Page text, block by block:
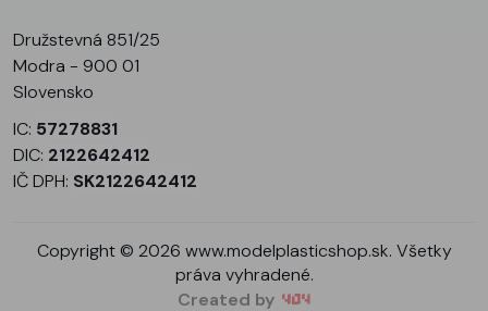
Družstevná 851/25
Modra - 900 01
Slovensko
IC: 57278831
DIC: 2122642412
IČ DPH: SK2122642412
Copyright © 2026 www.modelplasticshop.sk. Všetky
práva vyhradené.
Created by